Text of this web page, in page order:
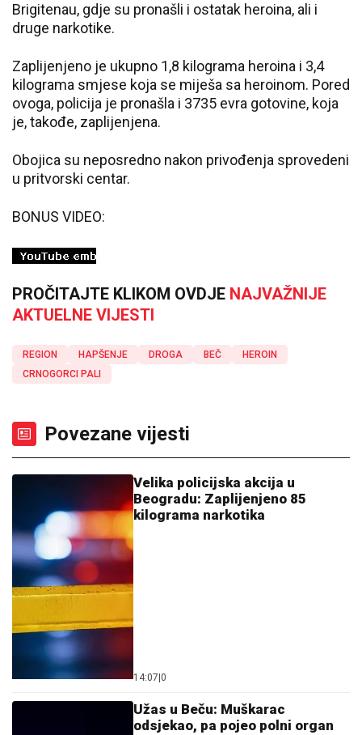
Brigitenau, gdje su pronašli i ostatak heroina, ali i
druge narkotike.
Zaplijenjeno je ukupno 1,8 kilograma heroina i 3,4
kilograma smjese koja se miješa sa heroinom. Pored
ovoga, policija je pronašla i 3735 evra gotovine, koja
je, takođe, zaplijenjena.
Obojica su neposredno nakon privođenja sprovedeni
u pritvorski centar.
BONUS VIDEO:
PROČITAJTE KLIKOM OVDJE NAJVAŽNIJE
AKTUELNE VIJESTI
REGION HAPŠENJE DROGA BEČ
HEROIN
CRNOGORCI PALI
Povezane vijesti
Velika policijska akcija u
Beogradu: Zaplijenjeno 85
kilograma narkotika
14:07 0
Užas u Beču: Muškarac
odsjekao, pa pojeo polni organ